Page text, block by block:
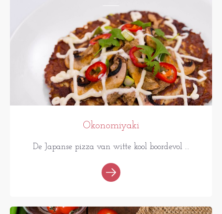
Okonomiyaki
De Japanse pizza van witte kool boordevol ...